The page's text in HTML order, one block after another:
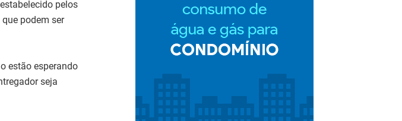
pelos
podem ser
estão esperando
seja